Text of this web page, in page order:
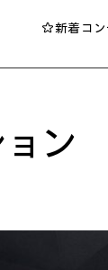
新着コ
ン